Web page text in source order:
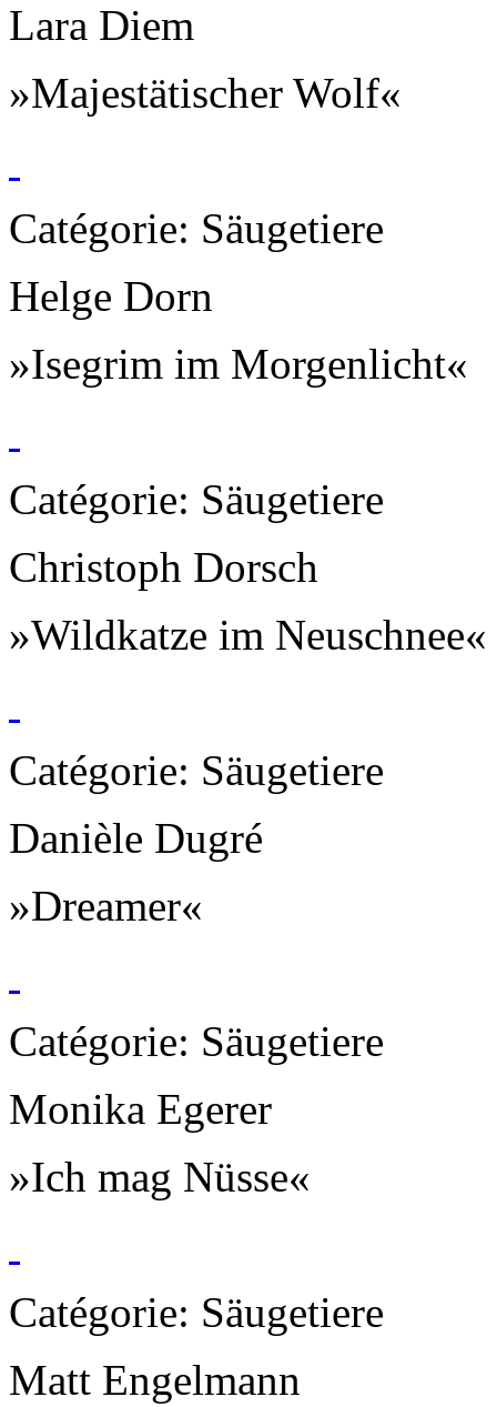
Lara Diem
»Majestätischer Wolf«
Catégorie: Säugetiere
Helge Dorn
»Isegrim im Morgenlicht«
Catégorie: Säugetiere
Christoph Dorsch
»Wildkatze im Neuschnee«
Catégorie: Säugetiere
Danièle Dugré
»Dreamer«
Catégorie: Säugetiere
Monika Egerer
»Ich mag Nüsse«
Catégorie: Säugetiere
Matt Engelmann